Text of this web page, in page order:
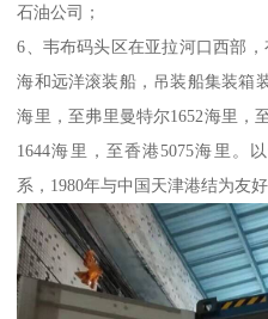
石油公司；
6、韦布码头区在亚拉河口西部
海和远洋滚装船，吊装船集装箱
海里，至弗里曼特尔1652海里，
1644海里，至香港5075海里。
系，1980年与中国天津港结为友